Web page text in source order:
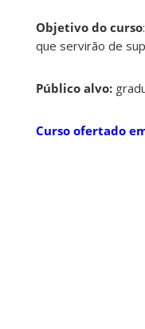
Objetivo do curso
que servirão de
Público alvo:
Curso ofertado